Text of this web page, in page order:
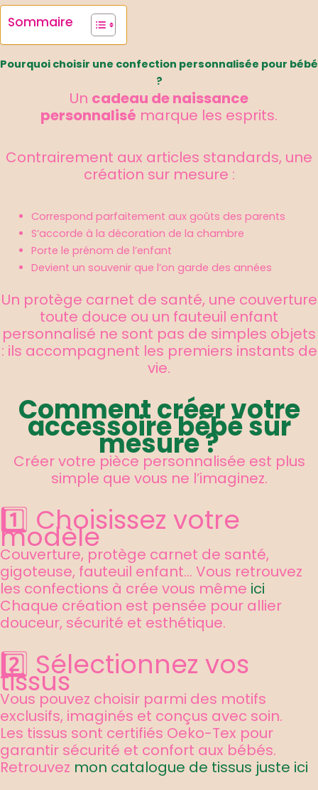
Sommaire
Pourquoi choisir une confection personnalisée pour bébé
?
Un cadeau de naissance
personnalisé marque les esprits.
Contrairement aux articles standards, une
création sur mesure :
Correspond parfaitement aux goûts des parents
S’accorde à la décoration de la chambre
Porte le prénom de l’enfant
Devient un souvenir que l’on garde des années
Un protège carnet de santé, une couverture
toute douce ou un fauteuil enfant
personnalisé ne sont pas de simples objets
: ils accompagnent les premiers instants de
vie.
Comment créer votre
accessoire bébé sur
mesure ?
Créer votre pièce personnalisée est plus
simple que vous ne l’imaginez.
1️⃣ Choisissez votre
modèle
Couverture, protège carnet de santé,
gigoteuse, fauteuil enfant… Vous retrouvez
les confections à crée vous même ici
Chaque création est pensée pour allier
douceur, sécurité et esthétique.
2️⃣ Sélectionnez vos
tissus
Vous pouvez choisir parmi des motifs
exclusifs, imaginés et conçus avec soin.
Les tissus sont certifiés Oeko-Tex pour
garantir sécurité et confort aux bébés.
Retrouvez mon catalogue de tissus juste ici